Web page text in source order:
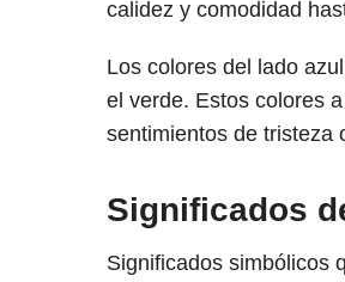
calidez y comodidad
Los colores del lado
el verde. Estos colores
sentimientos de tristeza
Significados
Significados simbólicos